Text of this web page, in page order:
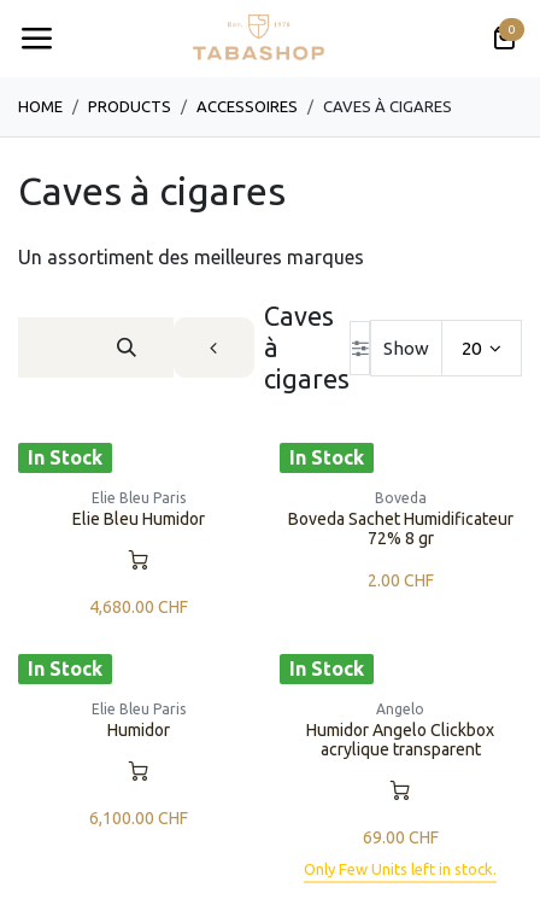
0
HOME PRODUCTS ACCESSOIRES CAVES À CIGARES
Caves à cigares
Un assortiment des meilleures marques
Caves
à
cigares
Show 20
In Stock
Elie Bleu Paris
Elie Bleu Humidor
4,680.00 CHF
In Stock
Boveda
Boveda Sachet Humidificateur
72% 8 gr
2.00 CHF
In Stock
Elie Bleu Paris
Humidor
6,100.00 CHF
In Stock
Angelo
Humidor Angelo Clickbox
acrylique transparent
69.00 CHF
Only Few Units left in stock.